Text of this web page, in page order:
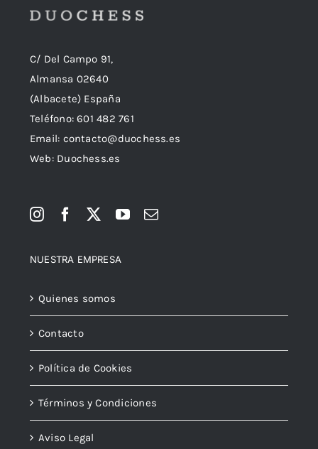
C/ Del Campo 91,
Almansa 02640
(Albacete) España
Teléfono:601 482 761
Email: contacto@duochess.es
Web: Duochess.es
NUESTRA EMPRESA
Quienes somos
Contacto
Política de Cookies
Términos y Condiciones
Aviso Legal